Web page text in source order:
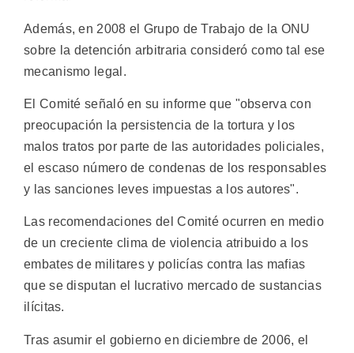
Además, en 2008 el Grupo de Trabajo de la ONU
sobre la detención arbitraria consideró como tal ese
mecanismo legal.
El Comité señaló en su informe que "observa con
preocupación la persistencia de la tortura y los
malos tratos por parte de las autoridades policiales,
el escaso número de condenas de los responsables
y las sanciones leves impuestas a los autores".
Las recomendaciones del Comité ocurren en medio
de un creciente clima de violencia atribuido a los
embates de militares y policías contra las mafias
que se disputan el lucrativo mercado de sustancias
ilícitas.
Tras asumir el gobierno en diciembre de 2006, el